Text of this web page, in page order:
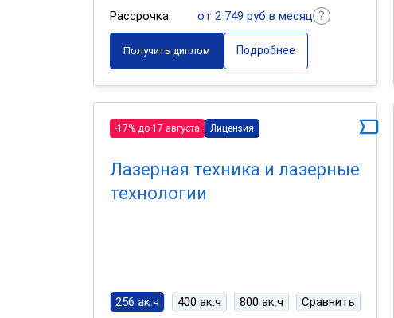
Рассрочка:
от 2 749 руб в месяц
Получить диплом Подробнее
-17% до 17 августа Лицензия
Лазерная техника и лазерные
технологии
256 ак.ч 400 ак.ч 800 ак.ч Сравнить